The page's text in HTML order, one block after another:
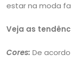
estar na moda
Veja as
Cores: De